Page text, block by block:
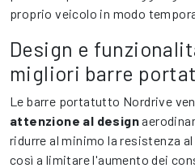
proprio veicolo in modo
Design e
migliori barre
Le barre portatutto Nordrive
attenzione al design
ridurre al minimo la resistenza
così a limitare l'aumento dei